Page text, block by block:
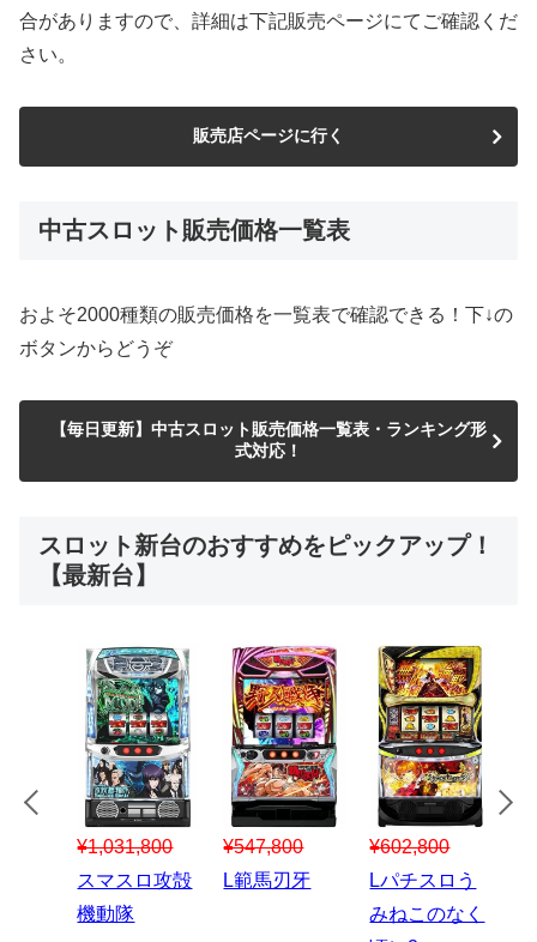
合がありますので、詳細は下記販売ページにてご確認くだ
さい。
販売店ページに行く
中古スロット販売価格一覧表
およそ2000種類の販売価格を一覧表で確認できる！下↓の
ボタンからどうぞ
【毎日更新】中古スロット販売価格一覧表・ランキング形
式対応！
スロット新台のおすすめをピックアップ！
【最新台】
¥547,800
スマスロハナ
ビ
¥150,000
スマスロ秘宝
¥1,867,800
Lパチスロ 炎
炎ノ消防隊2